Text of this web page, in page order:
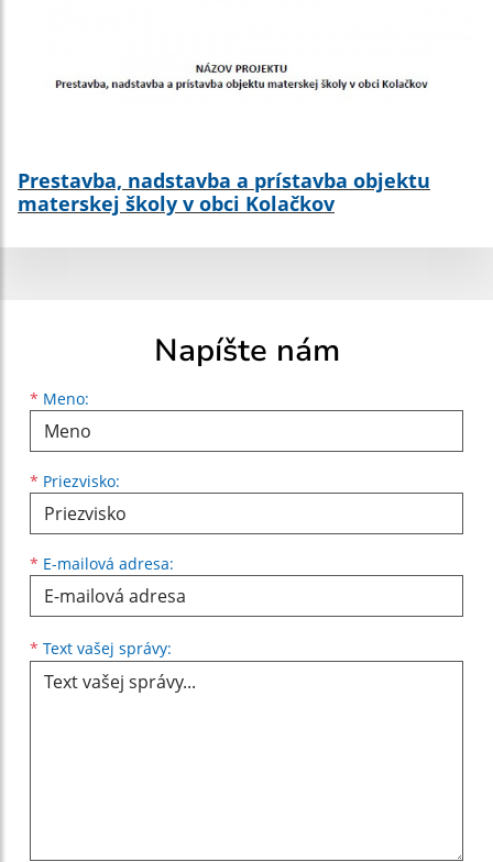
Prestavba, nadstavba a prístavba objektu
materskej školy v obci Kolačkov
Napíšte nám
* Meno:
Meno
* Priezvisko:
Priezvisko
* E-mailová adresa:
E-mailová adresa
* Text vašej správy: